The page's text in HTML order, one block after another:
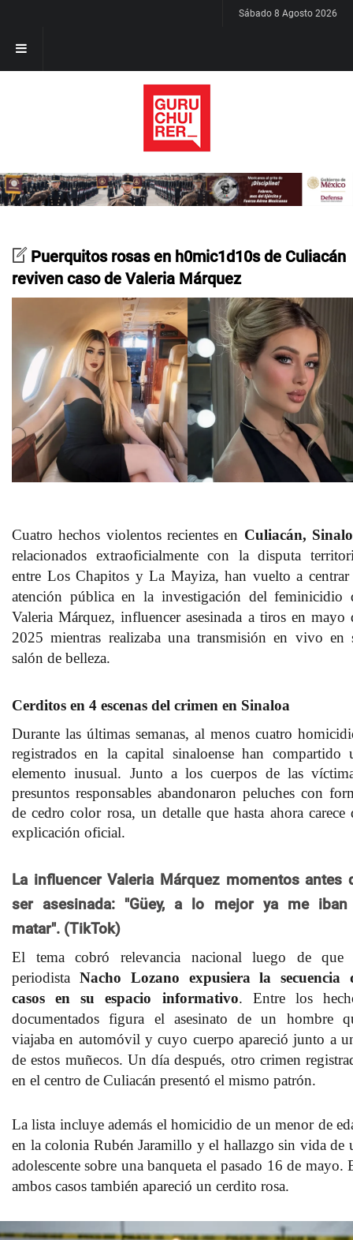
Sábado 8 Agosto 2026
Puerquitos rosas en h0mic1d10s de Culiacán
reviven caso de Valeria Márquez
Cuatro hechos violentos recientes en Culiacán,
relacionados extraoficialmente con la disputa
entre Los Chapitos y La Mayiza, han vuelto a centrar
atención pública en la investigación del feminicidio
Valeria Márquez, influencer asesinada a tiros en mayo
2025 mientras realizaba una transmisión en vivo en
salón de belleza.
Cerditos en 4 escenas del crimen en Sinaloa
Durante las últimas semanas, al menos cuatro
registrados en la capital sinaloense han compartido
elemento inusual. Junto a los cuerpos de las
presuntos responsables abandonaron peluches con
de cedro color rosa, un detalle que hasta ahora carece
explicación oficial.
La influencer Valeria Márquez momentos antes
ser asesinada: "Güey, a lo mejor ya me
matar". (TikTok)
El tema cobró relevancia nacional luego de que
periodista Nacho Lozano expusiera la secuencia
casos en su espacio informativo. Entre los
documentados figura el asesinato de un hombre
viajaba en automóvil y cuyo cuerpo apareció junto a
de estos muñecos. Un día después, otro crimen
en el centro de Culiacán presentó el mismo patrón.
La lista incluye además el homicidio de un menor de
en la colonia Rubén Jaramillo y el hallazgo sin vida de
adolescente sobre una banqueta el pasado 16 de mayo.
ambos casos también apareció un cerdito rosa.